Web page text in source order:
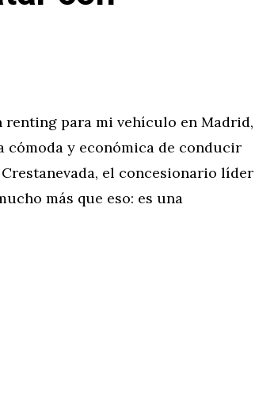
para mi vehículo en Madrid,
cómoda y económica de conducir
el concesionario líder
más que eso: es una